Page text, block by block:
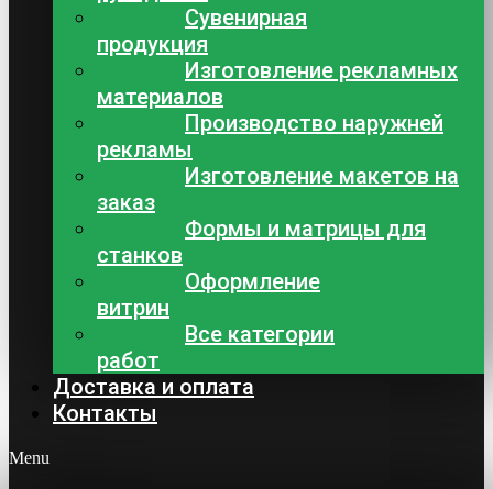
Сувенирная
продукция
Изготовление рекламных
материалов
Производство наружней
рекламы
Изготовление макетов на
заказ
Формы и матрицы для
станков
Оформление
витрин
Все категории
работ
Доставка и оплата
Контакты
Menu